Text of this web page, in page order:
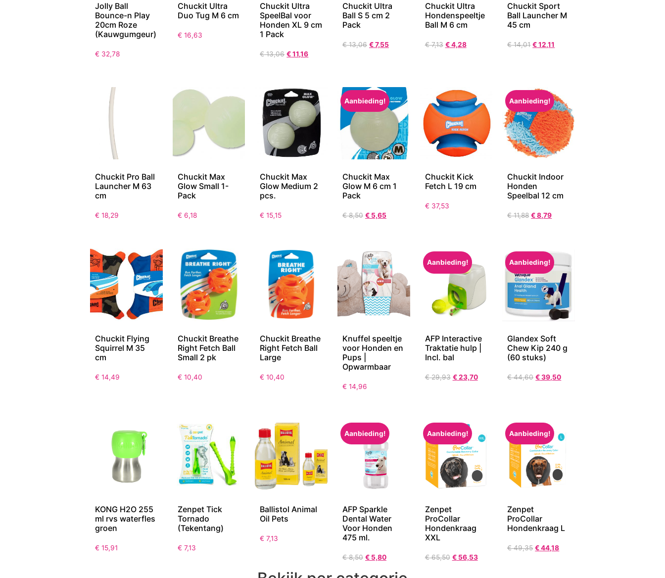
Jolly Ball
Bounce-n Play
20cm Roze
(Kauwgumgeur)
€ 32,78
Chuckit Ultra
Duo Tug M 6 cm
€ 16,63
Chuckit Ultra
SpeelBal voor
Honden XL 9 cm
1 Pack
€13,06 €11,16
Chuckit Ultra
Ball S 5 cm 2
Pack
€13,06 €7,55
Chuckit Ultra
Hondenspeeltje
Ball M 6 cm
€7,13 €4,28
Chuckit Sport
Ball Launcher M
45 cm
€14,01 €12,11
Chuckit Pro Ball
Launcher M 63
cm
€ 18,29
Chuckit Max
Glow Small 1-
Pack
€ 6,18
Chuckit Max
Glow Medium 2
pcs.
€ 15,15
Aanbieding!
Chuckit Max
Glow M 6 cm 1
Pack
€8,50 €5,65
Chuckit Kick
Fetch L 19 cm
€ 37,53
Aanbieding!
Chuckit Indoor
Honden
Speelbal 12 cm
€11,88 €8,79
Chuckit Flying
Squirrel M 35
cm
€ 14,49
Chuckit Breathe
Right Fetch Ball
Small 2 pk
€ 10,40
Chuckit Breathe
Right Fetch Ball
Large
€ 10,40
Knuffel speeltje
voor Honden en
Pups |
Opwarmbaar
€ 14,96
Aanbieding!
AFP Interactive
Traktatie hulp |
Incl. bal
€29,93 €23,70
Aanbieding!
Glandex Soft
Chew Kip 240 g
(60 stuks)
€44,60 €39,50
KONG H2O 255
ml rvs waterfles
groen
€ 15,91
Zenpet Tick
Tornado
(Tekentang)
€ 7,13
Ballistol Animal
Oil Pets
€ 7,13
Aanbieding!
AFP Sparkle
Dental Water
Voor Honden
475 ml.
€8,50 €5,80
Aanbieding!
Zenpet
ProCollar
Hondenkraag
XXL
€65,50 €56,53
Aanbieding!
Zenpet
ProCollar
Hondenkraag L
€49,35 €44,18